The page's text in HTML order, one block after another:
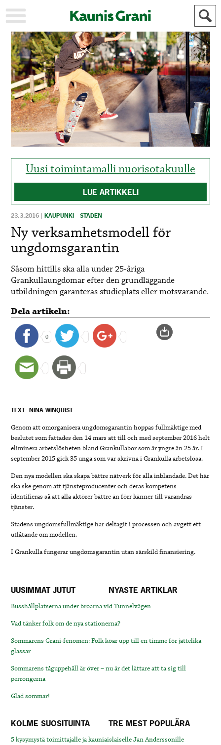
KAUPUNKI
STADEN
AJANKOHTAISTA
AKTUELLT
URHEILU
IDROTT
KULTTUURI
KULTUR
HISTORIA
HISTORIA
YLEINEN
ALLMÄN
MAINOSTAJILLE
FÖR
ANNONSÖRER
Uusi toimintamalli nuorisotakuulle
LUE ARTIKKELI
23.3.2016 |KAUPUNKI - STADEN
Ny verksamhetsmodell för
ungdomsgarantin
Såsom hittills ska alla under 25-åriga
Grankullaungdomar efter den grundläggande
utbildningen garanteras studieplats eller motsvarande.
Dela artikeln:
0
TEXT: NINA WINQUIST
Genom att omorganisera ungdomsgarantin hoppas fullmäktige med
beslutet som fattades den 14 mars att till och med september 2016 helt
eliminera arbetslösheten bland Grankullabor som är yngre än 25 år. I
september 2015 gick 35 unga som var skrivna i Grankulla arbetslösa.
Den nya modellen ska skapa bättre nätverk för alla inblandade. Det här
ska ske genom att tjänsteproducenter och deras kompetens
identifieras så att alla aktörer bättre än förr känner till varandras
tjänster.
Stadens ungdomsfullmäktige har deltagit i processen och avgett ett
utlåtande om modellen.
I Grankulla fungerar ungdomsgarantin utan särskild finansiering.
UUSIMMAT JUTUT NYASTE ARTIKLAR
Busshållplatserna under broarna vid Tunnelvägen
Vad tänker folk om de nya stationerna?
Sommarens Grani-fenomen: Folk köar upp till en timme för jättelika
glassar
Sommarens tåguppehåll är över – nu är det lättare att ta sig till
perrongerna
Glad sommar!
KOLME SUOSITUINTA TRE MEST POPULÄRA
5 kysymystä toimittajalle ja kauniaislaiselle Jan Anderssonille